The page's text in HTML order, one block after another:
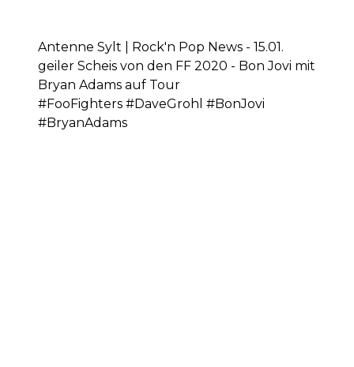
Antenne Sylt | Rock'n Pop News - 15.01.
geiler Scheis von den FF 2020 - Bon Jovi mit
Bryan Adams auf Tour
#FooFighters #DaveGrohl #BonJovi
#BryanAdams